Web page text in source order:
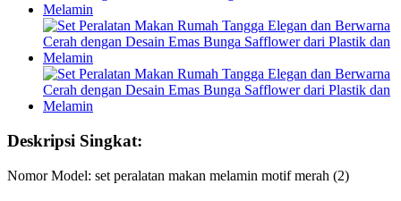
Deskripsi Singkat:
Nomor Model: set peralatan makan melamin motif merah (2)